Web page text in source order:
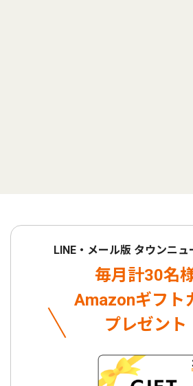
LINE・メール版 タウンニ
毎月計30名
Amazonギフト
プレゼント